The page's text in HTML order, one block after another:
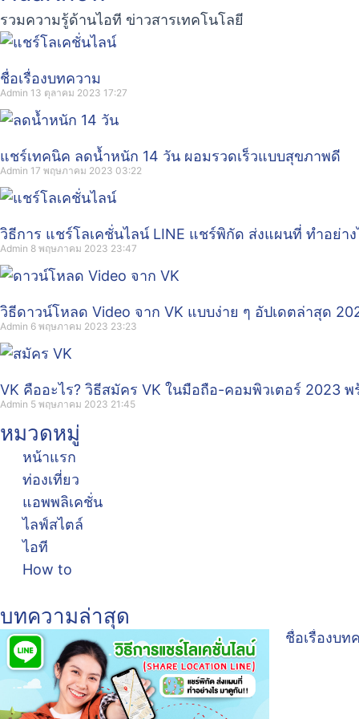
รวมความรู้ด้านไอที ข่าวสารเทคโนโลยี
ชื่อเรื่องบทความ
Admin 13 ตุลาคม 2023 17:27
แชร์เทคนิค ลดน้ำหนัก 14 วัน ผอมรวดเร็วแบบสุขภาพดี
Admin 17 พฤษภาคม 2023 03:22
วิธีการ แชร์โลเคชั่นไลน์ LINE แชร์พิกัด ส่งแผนที่ ทำอย่า
Admin 8 พฤษภาคม 2023 23:47
วิธีดาวน์โหลด Video จาก VK แบบง่าย ๆ อัปเดตล่าสุด
Admin 6 พฤษภาคม 2023 23:23
VK คืออะไร? วิธีสมัคร VK ในมือถือ-คอมพิวเตอร์ 2023
Admin 5 พฤษภาคม 2023 21:45
หมวดหมู่
หน้าแรก
ท่องเที่ยว
แอพพลิเคชั่น
ไลฟ์สไตล์
ไอที
How to
บทความล่าสุด
ชื่อเรื่องบท